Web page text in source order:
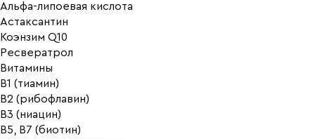
Альфа-липоевая кислота
Астаксантин
Коэнзим Q10
Ресвератрол
Витамины
B1 (тиамин)
B2 (рибофлавин)
B3 (ниацин)
B5, B7 (биотин)